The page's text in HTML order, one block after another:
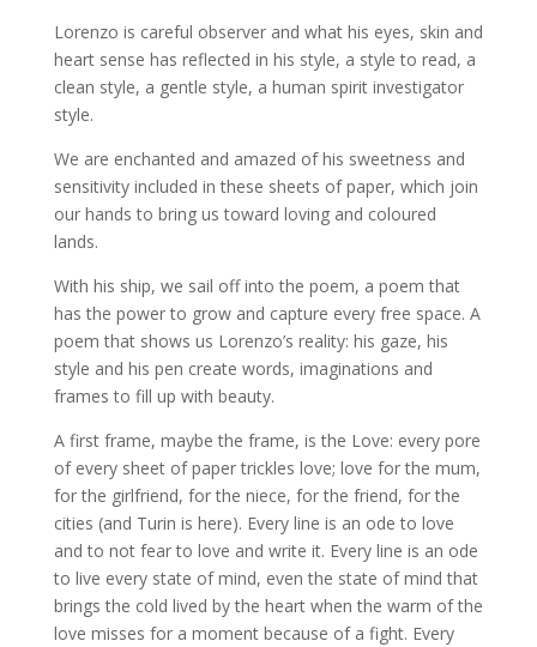
Lorenzo is careful observer and what his eyes, skin and
heart sense has reflected in his style, a style to read, a
clean style, a gentle style, a human spirit investigator
style.
We are enchanted and amazed of his sweetness and
sensitivity included in these sheets of paper, which join
our hands to bring us toward loving and coloured
lands.
With his ship, we sail off into the poem, a poem that
has the power to grow and capture every free space. A
poem that shows us Lorenzo’s reality: his gaze, his
style and his pen create words, imaginations and
frames to fill up with beauty.
A first frame, maybe the frame, is the Love: every pore
of every sheet of paper trickles love; love for the mum,
for the girlfriend, for the niece, for the friend, for the
cities (and Turin is here). Every line is an ode to love
and to not fear to love and write it. Every line is an ode
to live every state of mind, even the state of mind that
brings the cold lived by the heart when the warm of the
love misses for a moment because of a fight. Every